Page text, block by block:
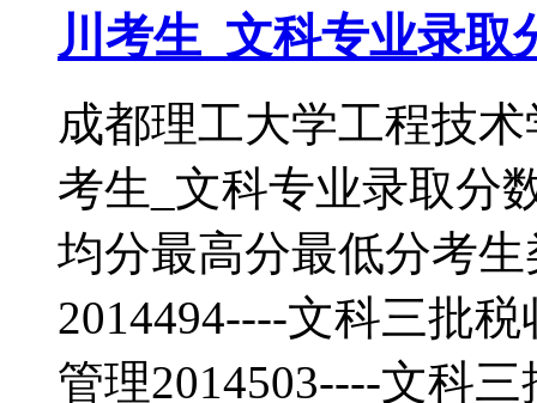
川考生_文科专业录取
成都理工大学工程技
考生_文科专业录取分
均分最高分最低分考
2014494----文科三批
管理2014503----文科